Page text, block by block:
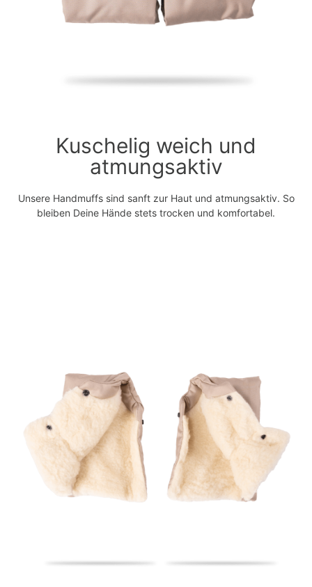
Kuschelig weich und
atmungsaktiv
Unsere Handmuffs sind sanft zur Haut und atmungsaktiv. So
bleiben Deine Hände stets trocken und komfortabel.